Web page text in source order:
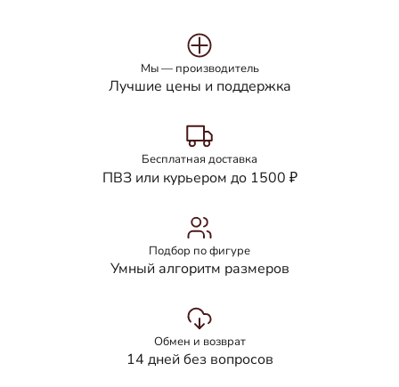
Мы — производитель
Лучшие цены и поддержка
Бесплатная доставка
ПВЗ или курьером до 1500 ₽
Подбор по фигуре
Умный алгоритм размеров
Обмен и возврат
14 дней без вопросов